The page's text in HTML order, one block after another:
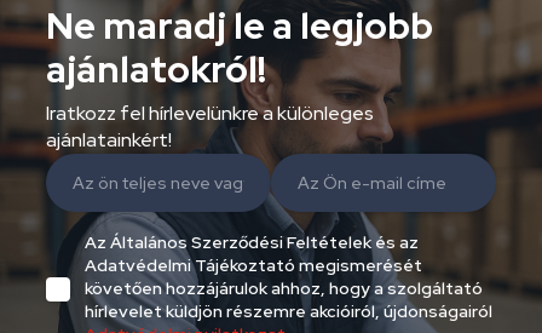
Ne maradj le a legjobb
ajánlatokról!
Iratkozz fel hírlevelünkre a különleges
ajánlatainkért!
Az Általános Szerződési Feltételek és az
Adatvédelmi Tájékoztató megismerését
követően hozzájárulok ahhoz, hogy a szolgáltató
hírlevelet küldjön részemre akcióiról, újdonságairól